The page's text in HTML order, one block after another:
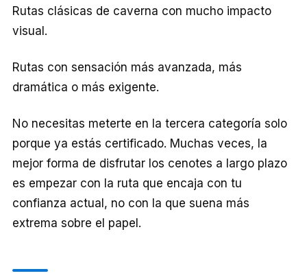
Rutas clásicas de caverna con mucho impacto
visual.
Rutas con sensación más avanzada, más
dramática o más exigente.
No necesitas meterte en la tercera categoría solo
porque ya estás certificado. Muchas veces, la
mejor forma de disfrutar los cenotes a largo plazo
es empezar con la ruta que encaja con tu
confianza actual, no con la que suena más
extrema sobre el papel.